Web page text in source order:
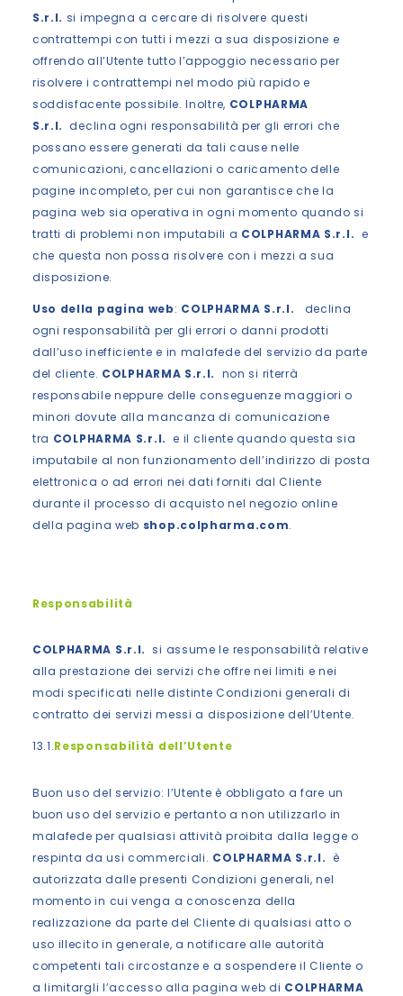
S.r.l. si impegna a cercare di risolvere questi
contrattempi con tutti i mezzi a sua disposizione e
offrendo all’Utente tutto l’appoggio necessario per
risolvere i contrattempi nel modo più rapido e
soddisfacente possibile. Inoltre, COLPHARMA
S.r.l. declina ogni responsabilità per gli errori che
possano essere generati da tali cause nelle
comunicazioni, cancellazioni o caricamento delle
pagine incompleto, per cui non garantisce che la
pagina web sia operativa in ogni momento quando si
tratti di problemi non imputabili a COLPHARMA S.r.l. e
che questa non possa risolvere con i mezzi a sua
disposizione.
Uso della pagina web: COLPHARMA S.r.l.
declina
ogni responsabilità per gli errori o danni prodotti
dall’uso inefficiente e in malafede del servizio da parte
del cliente. COLPHARMA S.r.l. non si riterrà
responsabile neppure delle conseguenze maggiori o
minori dovute alla mancanza di comunicazione
tra COLPHARMA S.r.l. e il cliente quando questa sia
imputabile al non funzionamento dell’indirizzo di posta
elettronica o ad errori nei dati forniti dal Cliente
durante il processo di acquisto nel negozio online
della pagina web shop.colpharma.com.
Responsabilità
COLPHARMA S.r.l. si assume le responsabilità relative
alla prestazione dei servizi che offre nei limiti e nei
modi specificati nelle distinte Condizioni generali di
contratto dei servizi messi a disposizione dell’Utente.
13.1.Responsabilità dell’Utente
Buon uso del servizio: l’Utente è obbligato a fare un
buon uso del servizio e pertanto a non utilizzarlo in
malafede per qualsiasi attività proibita dalla legge o
respinta da usi commerciali. COLPHARMA S.r.l. è
autorizzata dalle presenti Condizioni generali, nel
momento in cui venga a conoscenza della
realizzazione da parte del Cliente di qualsiasi atto o
uso illecito in generale, a notificare alle autorità
competenti tali circostanze e a sospendere il Cliente o
a limitargli l’accesso alla pagina web di COLPHARMA